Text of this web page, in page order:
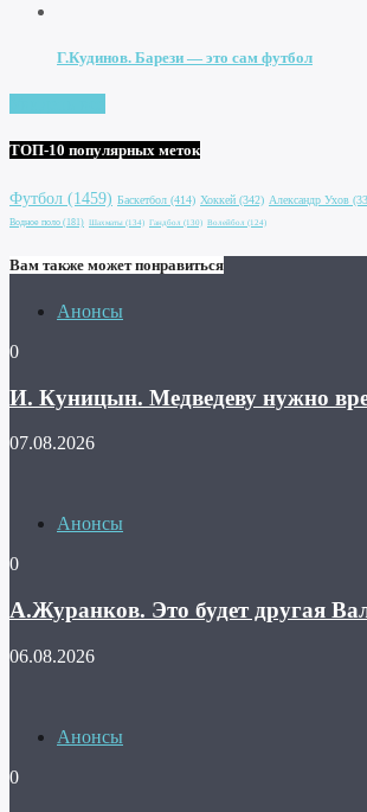
Г.Кудинов. Барези — это сам футбол
ТОП-10 популярных меток
Футбол (1459) Баскетбол (414) Хоккей (342) Александр Ухов
Водное поло (181) Шахматы (134) Гандбол (130) Волейбол (124)
Вам также может понравиться
Анонсы
0
И. Куницын. Медведеву нужно
07.08.2026
Анонсы
0
А.Журанков. Это будет другая
06.08.2026
Анонсы
0